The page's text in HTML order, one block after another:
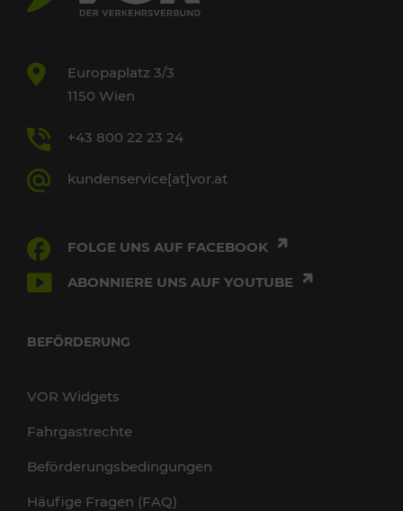
Europaplatz 3/3
1150 Wien
+43 800 22 23 24
kundenservice[at]vor.at
FOLGE UNS AUF FACEBOOK
ABONNIERE UNS AUF YOUTUBE
BEFÖRDERUNG
VOR Widgets
Fahrgastrechte
Beförderungsbedingungen
Häufige Fragen (FAQ)